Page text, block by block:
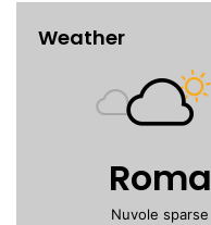
Weather
Roma
Nuvole sparse